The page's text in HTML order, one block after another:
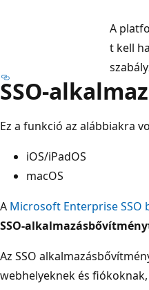
A
t kell
SSO-
Ez a funkció az alábbiakra
iOS/iPadOS
macOS
A Microsoft Enterprise SSO
SSO-
Az SSO
webhelyeknek és